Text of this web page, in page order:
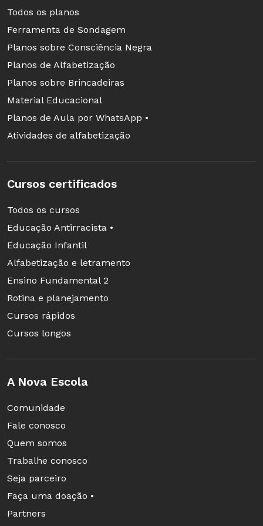
janela, mas nunca fui perto delas", revelou a
aluna Tainara Abreu de Barros, 14 anos.
Carmem solicitou à direção que o espaço,
apelidado de florestinha, fosse utilizado em
suas aulas. Voltou, então, a trabalhar a
percepção corporal da classe, agora no novo
ambiente. A turma repetiu alguns exercícios e a
sujeira incomodou a todos. Para tratar do tema,
As cenas e os exercícios que os alunos mais
Manuela Novais
A educadora decidiu, então, introduzir mais
uma de suas referências artísticas, a coreógrafa
alemã Pina Bausch (1940-2009). Os alunos
viram imagens do livro
Cypriano (176 págs., Ed. Cosac Naify, tel.
11/3218-1444, edição esgotada) e assistiram a
Todos os planos
Ferramenta de Sondagem
Planos sobre Consciência Negra
Planos de Alfabetização
Planos sobre Brincadeiras
Material Educacional
Planos de Aula por WhatsApp •
Atividades de alfabetização
Cursos certificados
Todos os cursos
Educação Antirracista •
Educação Infantil
Alfabetização e letramento
Ensino Fundamental 2
Rotina e planejamento
Cursos rápidos
Cursos longos
A Nova Escola
Comunidade
Fale conosco
Quem somos
Trabalhe conosco
Seja parceiro
Faça uma doação •
Partners